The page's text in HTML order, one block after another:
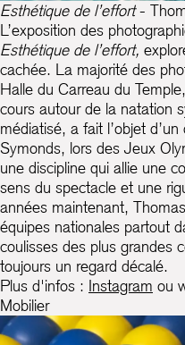
Esthétique de l’effort-
L’exposition des
Esthétique de l’effort,
cachée. La majorité des
Halle du Carreau du
cours autour de la natation
médiatisé, a fait l’objet
Symonds, lors des Jeux
une discipline qui allie une
sens du spectacle et une
années maintenant,
équipes nationales partout
coulisses des plus grandes
toujours un regard décalé.
Plus d'infos : Instagram ou
Mobilier